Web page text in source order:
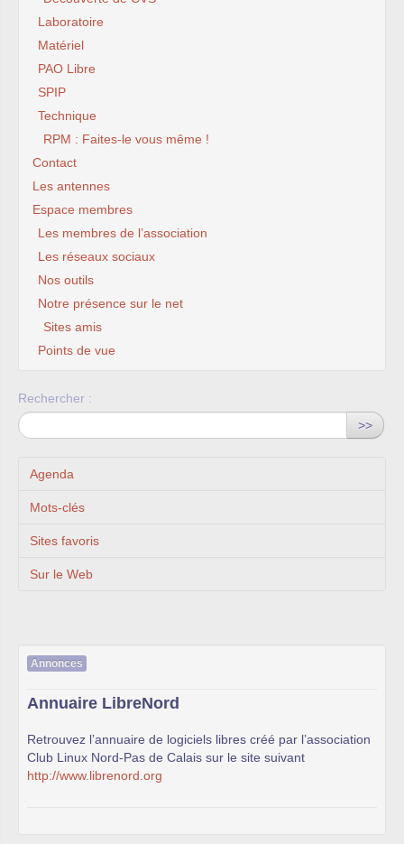
Laboratoire
Matériel
PAO Libre
SPIP
Technique
RPM : Faites-le vous même !
Contact
Les antennes
Espace membres
Les membres de l’association
Les réseaux sociaux
Nos outils
Notre présence sur le net
Sites amis
Points de vue
Rechercher :
>>
Agenda
Mots-clés
Sites favoris
Sur le Web
Annonces
Annuaire LibreNord
Retrouvez l’annuaire de logiciels libres créé par l’association
Club Linux Nord-Pas de Calais sur le site suivant
http://www.librenord.org